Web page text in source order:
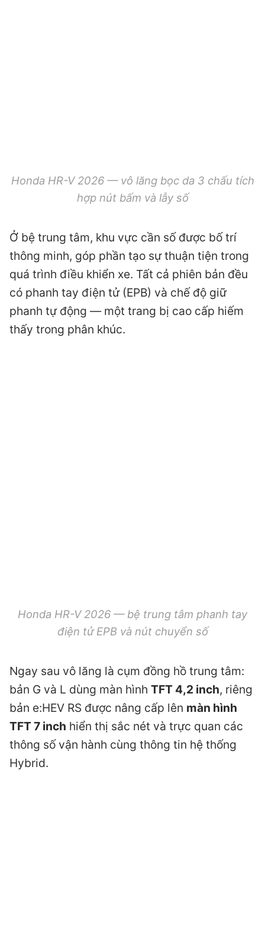
Honda HR-V 2026 — vô lăng bọc da 3 chấu tích
hợp nút bấm và lẫy số
Ở bệ trung tâm, khu vực cần số được bố trí
thông minh, góp phần tạo sự thuận tiện trong
quá trình điều khiển xe. Tất cả phiên bản đều
có phanh tay điện tử (EPB) và chế độ giữ
phanh tự động — một trang bị cao cấp hiếm
thấy trong phân khúc.
Honda HR-V 2026 — bệ trung tâm phanh tay
điện tử EPB và nút chuyển số
Ngay sau vô lăng là cụm đồng hồ trung tâm:
bản G và L dùng màn hình TFT 4,2 inch, riêng
bản e:HEV RS được nâng cấp lên màn hình
TFT 7 inch hiển thị sắc nét và trực quan các
thông số vận hành cùng thông tin hệ thống
Hybrid.